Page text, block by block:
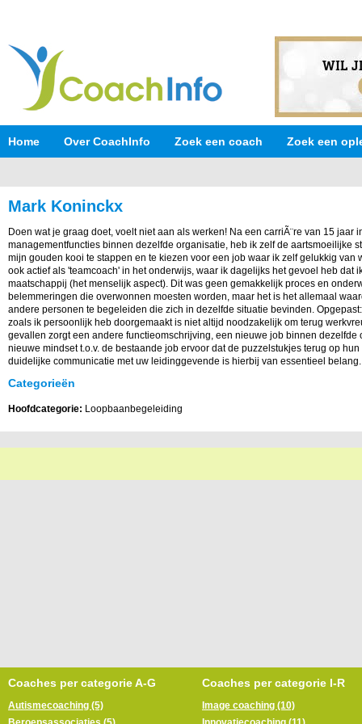
Home Over CoachInfo Zoek een coach Zoek een
Mark Koninckx
Doen wat je graag doet, voelt niet aan als werken! Na een carriÃ¨re van 15 jaar
managementfuncties binnen dezelfde organisatie, heb ik zelf de aartsmoeilijke
mijn gouden kooi te stappen en te kiezen voor een job waar ik zelf gelukkig van
ook actief als 'teamcoach' in het onderwijs, waar ik dagelijks het gevoel heb dat
maatschappij (het menselijk aspect). Dit was geen gemakkelijk proces en
belemmeringen die overwonnen moesten worden, maar het is het allemaal
andere personen te begeleiden die zich in dezelfde situatie bevinden.
zoals ik persoonlijk heb doorgemaakt is niet altijd noodzakelijk om terug
gevallen zorgt een andere functieomschrijving, een nieuwe job binnen dezelfde
nieuwe mindset t.o.v. de bestaande job ervoor dat de puzzelstukjes terug op
duidelijke communicatie met uw leidinggevende is hierbij van essentieel belang.
Categorieën
Hoofdcategorie: Loopbaanbegeleiding
Coaches per categorie A-G
Autismecoaching (5)
Coaches per categorie I-R
Image coaching (10)